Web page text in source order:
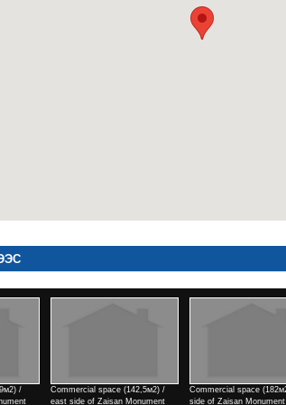
Commercial space (182м2) / east
side of Zaisan Monument
2 rooms / north side of Tengis
cinema